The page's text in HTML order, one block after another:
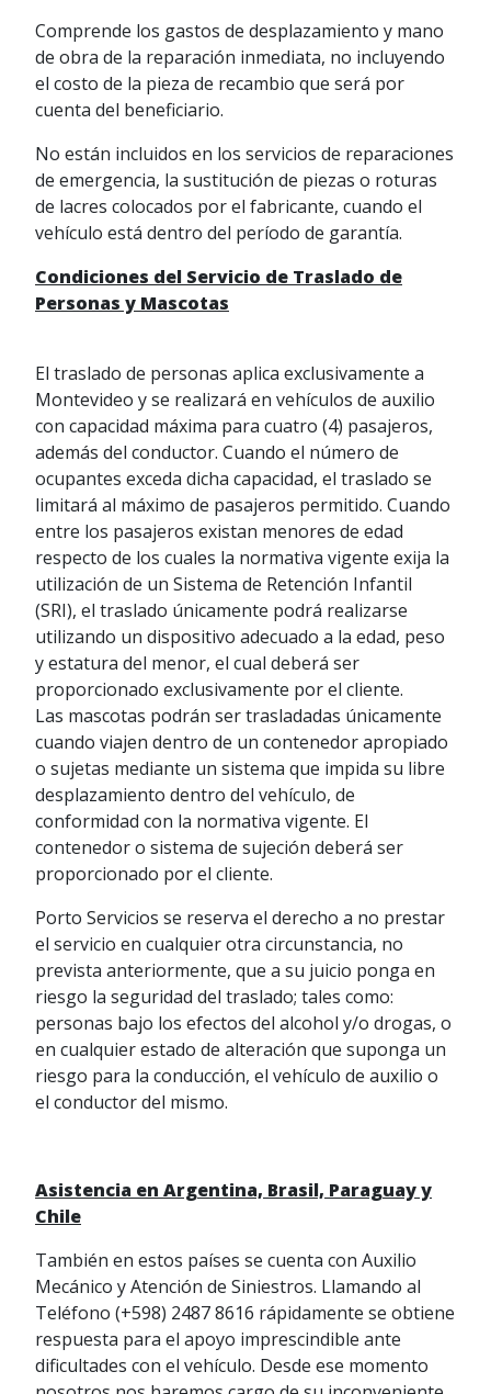
Comprende los gastos de desplazamiento y mano
de obra de la reparación inmediata, no incluyendo
el costo de la pieza de recambio que será por
cuenta del beneficiario.
No están incluidos en los servicios de reparaciones
de emergencia, la sustitución de piezas o roturas
de lacres colocados por el fabricante, cuando el
vehículo está dentro del período de garantía.
Condiciones del Servicio de Traslado de
Personas y Mascotas
El traslado de personas aplica exclusivamente a
Montevideo y se realizará en vehículos de auxilio
con capacidad máxima para cuatro (4) pasajeros,
además del conductor. Cuando el número de
ocupantes exceda dicha capacidad, el traslado se
limitará al máximo de pasajeros permitido. Cuando
entre los pasajeros existan menores de edad
respecto de los cuales la normativa vigente exija la
utilización de un Sistema de Retención Infantil
(SRI), el traslado únicamente podrá realizarse
utilizando un dispositivo adecuado a la edad, peso
y estatura del menor, el cual deberá ser
proporcionado exclusivamente por el cliente.
Las mascotas podrán ser trasladadas únicamente
cuando viajen dentro de un contenedor apropiado
o sujetas mediante un sistema que impida su libre
desplazamiento dentro del vehículo, de
conformidad con la normativa vigente. El
contenedor o sistema de sujeción deberá ser
proporcionado por el cliente.
Porto Servicios se reserva el derecho a no prestar
el servicio en cualquier otra circunstancia, no
prevista anteriormente, que a su juicio ponga en
riesgo la seguridad del traslado; tales como:
personas bajo los efectos del alcohol y/o drogas, o
en cualquier estado de alteración que suponga un
riesgo para la conducción, el vehículo de auxilio o
el conductor del mismo.
Asistencia en Argentina, Brasil, Paraguay y
Chile
También en estos países se cuenta con Auxilio
Mecánico y Atención de Siniestros. Llamando al
Teléfono (+598) 2487 8616 rápidamente se obtiene
respuesta para el apoyo imprescindible ante
dificultades con el vehículo. Desde ese momento